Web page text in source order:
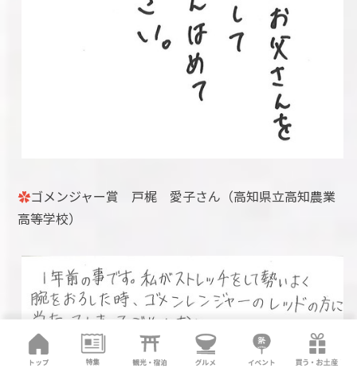
✿ゴメンジャー賞 戸梶 愛子さん（高知県立高知農業
高等学校）